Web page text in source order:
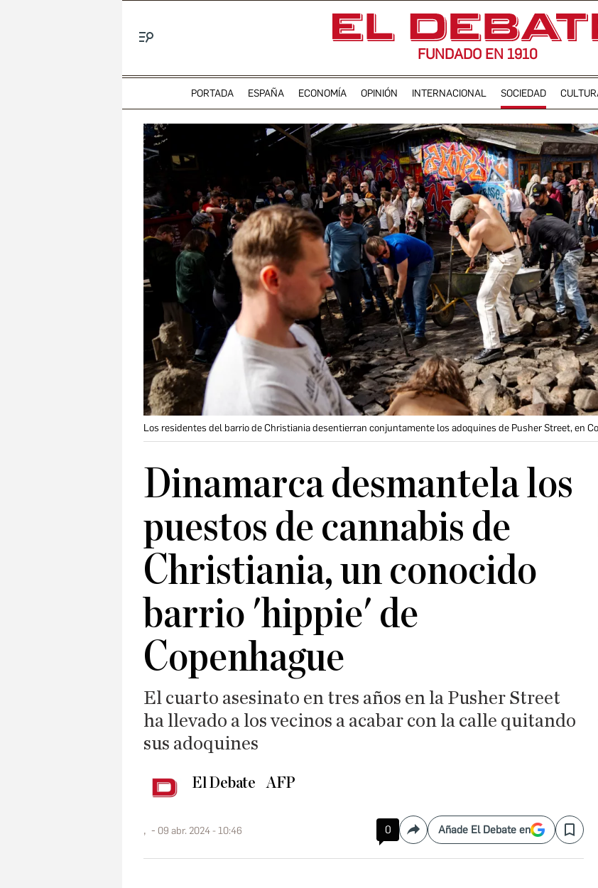
FUNDADO EN 1910
PORTADA ESPAÑA ECONOMÍA OPINIÓN INTERNACIONAL SOCIEDAD
Los residentes del barrio de Christiania desentierran conjuntamente los adoquines de Pusher Street, en
Dinamarca desmantela los
puestos de cannabis de
Christiania, un conocido
barrio 'hippie' de
Copenhague
El cuarto asesinato en tres años en la Pusher Street
ha llevado a los vecinos a acabar con la calle quitando
sus adoquines
El Debate AFP
, 09 abr. 2024 - 10:46 0 CompartirAñade El Debate en Save